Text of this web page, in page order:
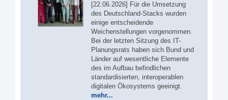
[22.06.2026] Für die Umsetzung
des Deutschland-Stacks wurden
einige entscheidende
Weichenstellungen vorgenommen.
Bei der letzten Sitzung des IT-
Planungsrats haben sich Bund und
Länder auf wesentliche Elemente
des im Aufbau befindlichen
standardisierten, interoperablen
digitalen Ökosystems geeinigt.
mehr...